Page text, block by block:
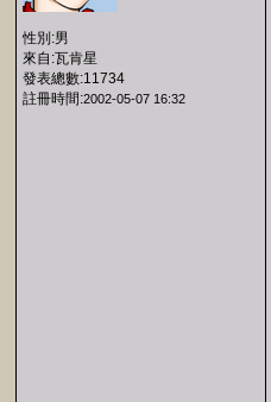
性別:男
來自:瓦肯星
發表總數:11734
註冊時間:2002-05-07 16:32